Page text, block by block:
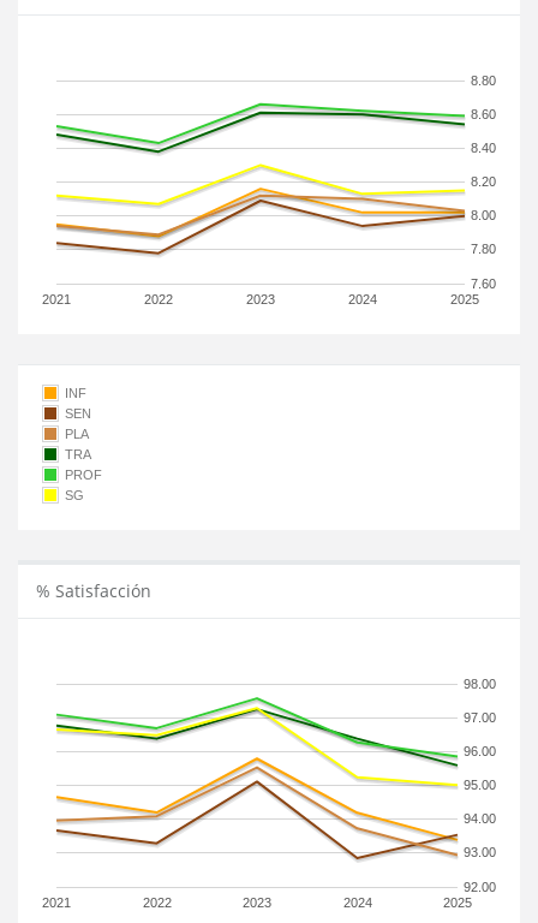
2021 2022 2023 2024 2025
7.60
7.80
8.00
8.20
8.40
8.60
8.80
INF
SEN
PLA
TRA
PROF
SG
% Satisfacción
2021 2022 2023 2024 2025
92.00
93.00
94.00
95.00
96.00
97.00
98.00